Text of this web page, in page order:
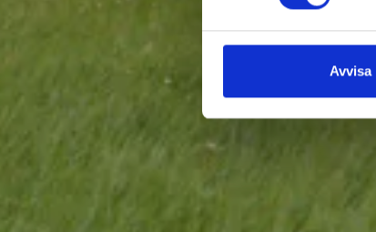
Avvisa